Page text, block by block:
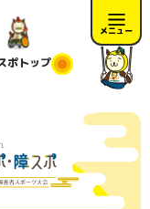
メニュー
ポトップ